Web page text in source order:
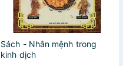
Sách - Nhân mệnh trong
kinh dịch